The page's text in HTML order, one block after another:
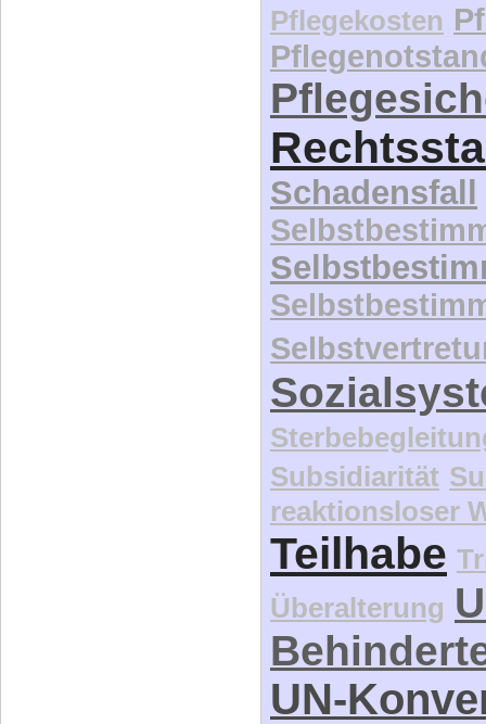
Pflegekosten
Schadensfall
Subsidiarität
reaktionsloser
Teilhabe
Überalterung
UN-